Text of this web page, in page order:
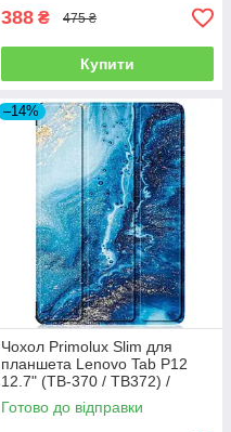
388 ₴ 475 ₴
Купити
–14%
Чохол Primolux Slim для
планшета Lenovo Tab P12
12.7" (TB-370 / TB372) /
Xiaoxin Pad Pro 12.7" (TB371)
- Ocean
Готово до відправки